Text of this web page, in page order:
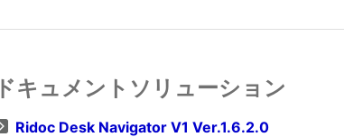
ドキュメントソリューション
Ridoc Desk Navigator V1 Ver.1.6.2.0